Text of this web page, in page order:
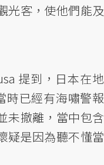
光客，使他們能及
提到，日本在地
時已經有海嘯警報
未撤離，當中包含
疑是因為聽不懂當